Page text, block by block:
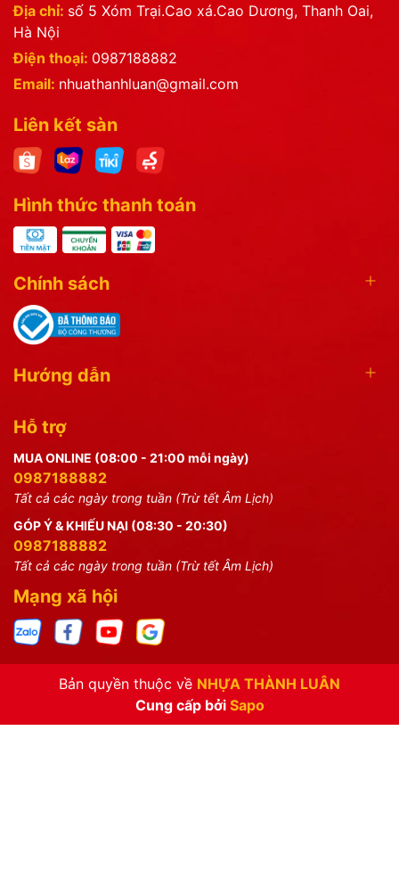
Địa chỉ: số 5 Xóm Trại.Cao xá.Cao Dương, Thanh Oai,
Hà Nội
Điện thoại: 0987188882
Email: nhuathanhluan@gmail.com
Liên kết sàn
Hình thức thanh toán
Chính sách
Hướng dẫn
Hỗ trợ
MUA ONLINE (08:00 - 21:00 mỗi ngày)
0987188882
Tất cả các ngày trong tuần (Trừ tết Âm Lịch)
GÓP Ý & KHIẾU NẠI (08:30 - 20:30)
0987188882
Tất cả các ngày trong tuần (Trừ tết Âm Lịch)
Mạng xã hội
Bản quyền thuộc về NHỰA THÀNH LUÂN
Cung cấp bởi Sapo